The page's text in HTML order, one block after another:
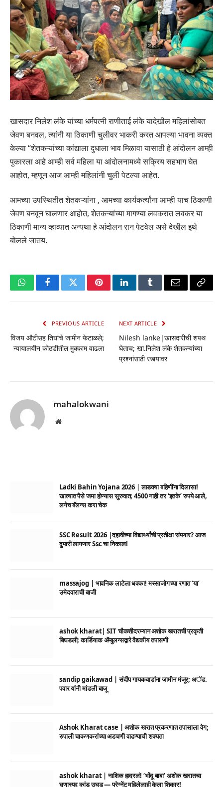
खासदार निलेश लंके यांच्या धर्मपत्नी राणीताई लंके यादेखील महिलांसोबत
जेवण बनवल, त्यांनी या ठिकाणी चुलीवर भाकरी करत आपल्या भावना व्यक्त
केल्या “शेतकऱ्यांच्या कांद्याला दुधाला भाव मिळावा यासाठी हे आंदोलन आम्ही
पुकारला आहे आम्ही सर्व महिला या आंदोलनामध्ये सक्रिय सहभाग घेत
आहोत, म्हणून आज आम्ही महिलांनी चुली पेटल्या आहेत.
आमच्या उपस्थितीत शेतकऱ्यांना , आमच्या कार्यकर्त्यांना आम्ही याच ठिकाणी
जेवण बनवून घालणार आहोत, शेतकऱ्यांच्या मागण्या लवकरात लवकर या
ठिकाणी मान्य व्हाव्यात अन्यथा हे आंदोलन रान पेटवेल असे देखील इथे
बोलले जातय.
WhatsAppFacebookTwitterPinterestLinkedInTumblrEmail Copy
PREVIOUS ARTICLE
विजय औटीसह तिघांचे जामीन फेटाळले;
न्यायालयीन कोठडीतील मुक्काम वाढला
NEXT ARTICLE
Nilesh lanke|खासदारीची शपथ
घेताच; खा.निलेश लंके शेतकऱ्यांच्या
प्रश्नांसाठी रस्त्यावर
mahalokwani
Website
Ladki Bahin Yojana 2026 | लाडक्या बहिणींना दिलासा!
खात्यात पैसे जमा होण्यास सुरुवात; 4500 नाही तर ‘इतके’ रुपये आले,
लगेच बॅलन्स करा चेक
SSC Result 2026 |दहावीच्या विद्यार्थ्यांची प्रतीक्षा संपणार? आज
दुपारी लागणार Ssc चा निकाल!
massajog | भावनिक लाटेला धक्का! मस्साजोगच्या रणात ‘या’
उमेदवाराची बाजी
ashok kharat| SIT चौकशीदरम्यान अशोक खरातची प्रकृती
बिघडली; कार्डियाक ॲम्बुलन्सद्वारे वैद्यकीय तपासणी
sandip gaikawad | संदीप गायकवाडांना जामीन मंजूर; अॅड.
पवार यांनी मांडली बाजू
Ashok Kharat case | अशोक खरात प्रकरणात तपासाला वेग;
रुपाली चाकणकरांच्या अडचणी वाढण्याची शक्यता
ashok kharat | नाशिक हादरलं! ‘भोंदू बाबा’ अशोक खरातचा
घृणास्पद कांड उघड — प्रेग्नेंट महिलेलाही केला शिकार!